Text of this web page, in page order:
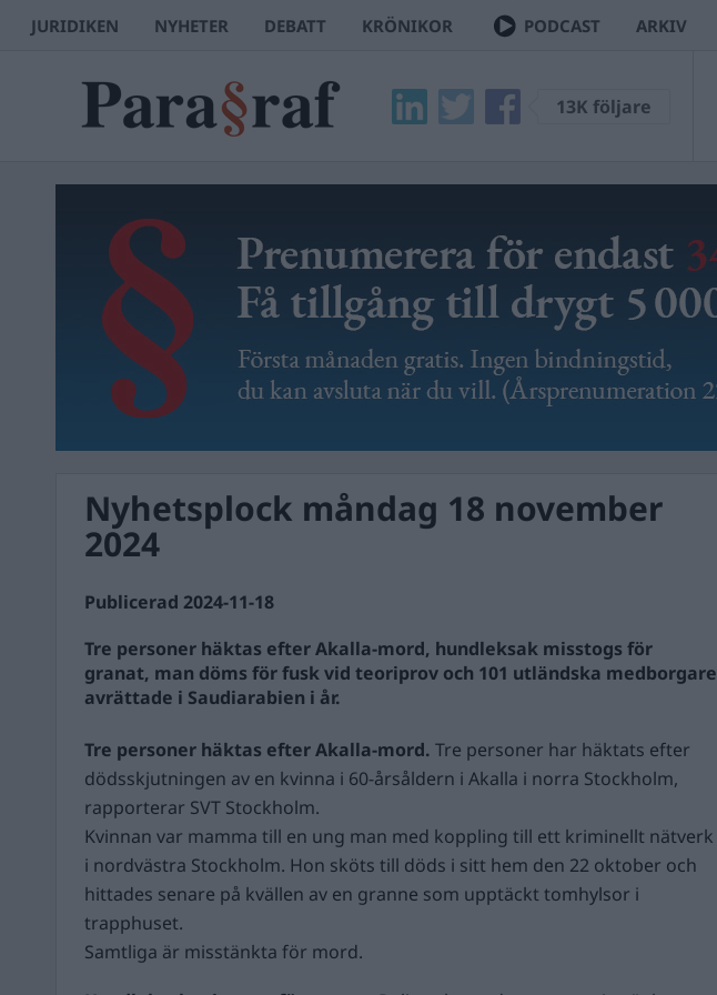
JURIDIKEN NYHETER DEBATT KRÖNIKOR PODCAST ARKIV
13K följare
Nyhetsplock måndag 18 november
2024
Publicerad 2024-11-18
Tre personer häktas efter Akalla-mord, hundleksak misstogs för
granat, man döms för fusk vid teoriprov och 101 utländska medborgare
avrättade i Saudiarabien i år.
Tre personer häktas efter Akalla-mord. Tre personer har häktats efter
dödsskjutningen av en kvinna i 60-årsåldern i Akalla i norra Stockholm,
rapporterar SVT Stockholm.
Kvinnan var mamma till en ung man med koppling till ett kriminellt nätverk
i nordvästra Stockholm. Hon sköts till döds i sitt hem den 22 oktober och
hittades senare på kvällen av en granne som upptäckt tomhylsor i
trapphuset.
Samtliga är misstänkta för mord.